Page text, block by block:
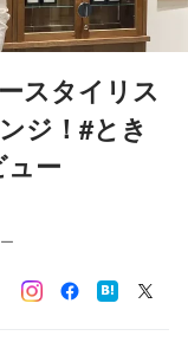
スタイリス
ジ！#とき
ー